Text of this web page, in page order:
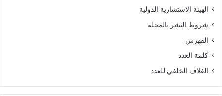
الهيئة الاستشارية الدولية
شروط النشر بالمجلة
الفهرس
كلمة العدد
الغلاف الخلفي للعدد